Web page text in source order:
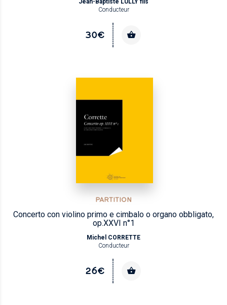
Jean-Baptiste LULLY fils
Conducteur
30€
PARTITION
Concerto con violino primo e cimbalo o organo obbligato,
op.XXVI n°1
Michel CORRETTE
Conducteur
26€